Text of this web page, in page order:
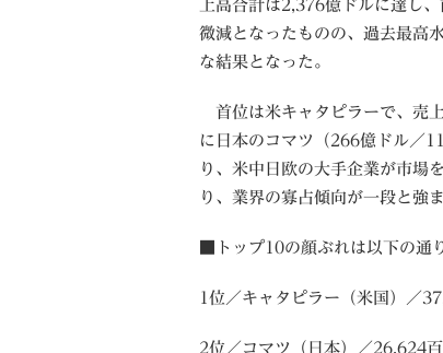
上高合計は2,376億ドルに達し
微減となったものの、過去最高
な結果となった。
首位は米キャタピラーで、売
に日本のコマツ（266億ドル／
り、米中日欧の大手企業が市場
り、業界の寡占傾向が一段と強
■トップ10の顔ぶれは以下の通
1位／キャタピラー（米国）／
2位／コマツ（日本）／26,624